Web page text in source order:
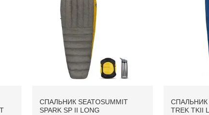
СПАЛЬНИК SEATOSUMMIT
SPARK SP II LONG
СПАЛЬНИК
TREK TKII